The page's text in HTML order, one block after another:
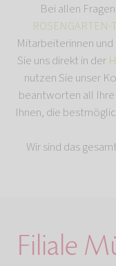
Bei allen
Mitarbeiterinnen
Sie uns direkt in der
nutzen Sie unser
beantworten all Ihre
Ihnen, die
Wir sind das
Filiale